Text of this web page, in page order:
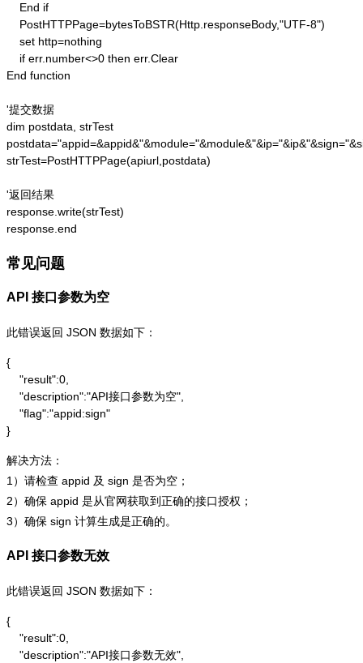
    End if
    PostHTTPPage=bytesToBSTR(Http.responseBody,"UTF-8")
    set http=nothing
    if err.number<>0 then err.Clear
End function
'提交数据
dim postdata, strTest
strTest=PostHTTPPage(apiurl,postdata)
'返回结果
response.write(strTest)
response.end
常见问题
API 接口参数为空
此错误返回 JSON 数据如下：
{
    "result":0,
    "description":"API接口参数为空",
    "flag":"appid:sign"
}
解决方法：
1）请检查 appid 及 sign 是否为空；
2）确保 appid 是从官网获取到正确的接口授权；
3）确保 sign 计算生成是正确的。
API 接口参数无效
此错误返回 JSON 数据如下：
{
    "result":0,
    "description":"API接口参数无效",